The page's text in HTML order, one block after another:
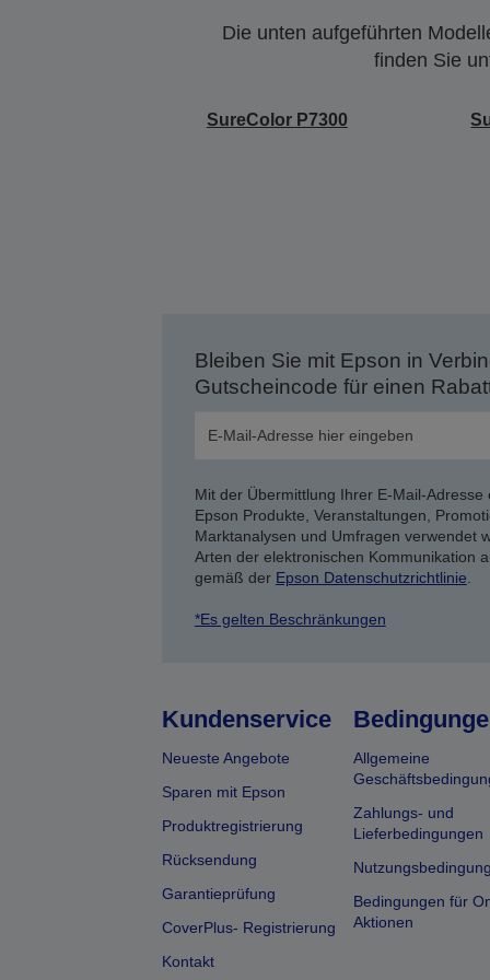
Die unten aufgeführten
finden Sie
SureColor P7300
Bleiben Sie mit Epson in
Gutscheincode für einen
Mit der Übermittlung Ihrer E-Mail-
Epson Produkte, Veranstaltungen,
Marktanalysen und Umfragen verwendet
Arten der elektronischen Kommunikation
gemäß der Epson Datenschutzrichtlinie
*Es gelten Beschränkungen
Kundenservice
Neueste Angebote
Sparen mit Epson
Produktregistrierung
Rücksendung
Garantieprüfung
CoverPlus- Registrierung
Kontakt
Allgemeine
Zahlungs- und
Lieferbedingungen
Bedingungen für
Aktionen